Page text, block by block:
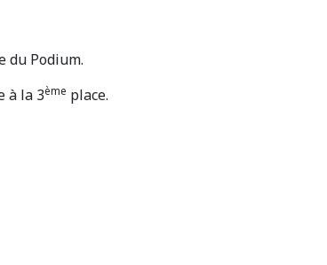
du Podium.
à la 3ème place.